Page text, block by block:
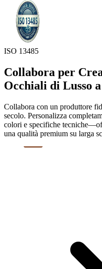
ISO 13485
Collabora per
Occhiali di Lusso
Collabora con un produttore
secolo. Personalizza
colori e specifiche
una qualità premium su larga